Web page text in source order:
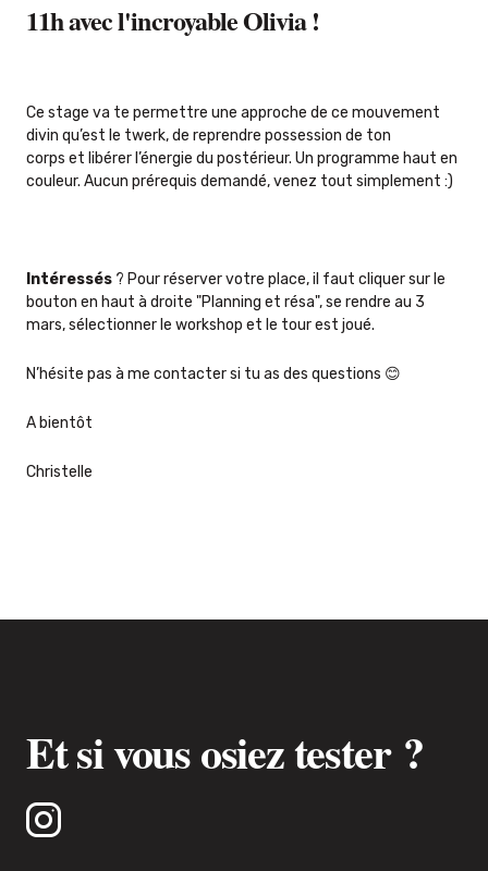
11h avec l'incroyableOlivia !
Ce stage va te permettre une approche de ce mouvement
divin qu’est le twerk, de reprendre possession de ton
corps et libérer l’énergie du postérieur. Un programme haut en
couleur. Aucun prérequis demandé, venez tout simplement :)
Intéressés ? Pour réserver votre place, il faut cliquer sur le
bouton en haut à droite "Planning et résa", se rendre au 3
mars, sélectionner le workshop et le tour est joué.
N’hésite pas à me contacter si tu as des questions 😊
A bientôt
Christelle
Et si vous osiez tester ?